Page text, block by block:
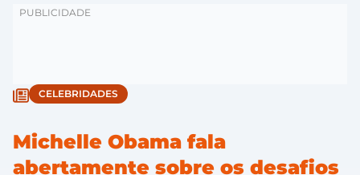
CELEBRIDADES
Michelle Obama fala
abertamente sobre os desafios